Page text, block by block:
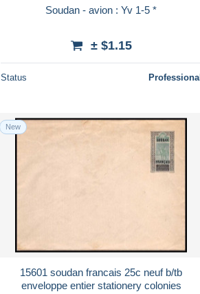
Soudan - avion : Yv 1-5 *
± $1.15
Status Professional
New
15601 soudan francais 25c neuf b/tb
enveloppe entier stationery colonies